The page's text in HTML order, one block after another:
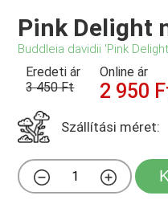
Pink Delight
Buddleia davidii 'Pink
Eredeti ár
3 450 Ft
Online ár
2 950
Szállítási méret: